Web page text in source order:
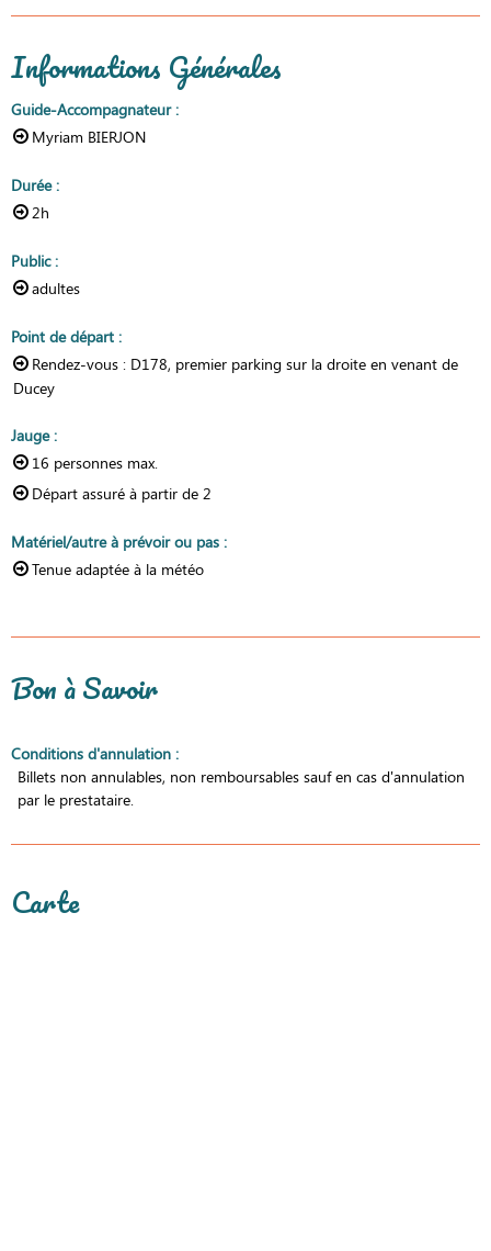
Informations Générales
Guide-Accompagnateur:
Myriam BIERJON
Durée:
2h
Public:
adultes
Point de départ :
Rendez-vous : D178, premier parking sur la droite en venant de
Ducey
Jauge:
16 personnes max.
Départ assuré à partir de 2
Matériel/autre à prévoir ou pas :
Tenue adaptée à la météo
Bon à Savoir
Conditions d'annulation :
Billets non annulables, non remboursables sauf en cas d'annulation
par le prestataire.
Carte